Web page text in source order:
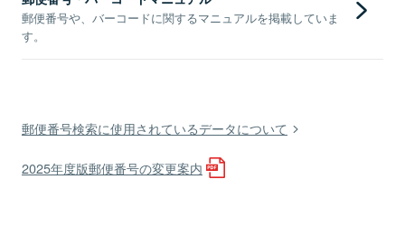
郵便番号や、バーコードに関するマニュアルを掲載していま
す。
郵便番号検索に使用されているデータについて
2025年度版郵便番号の変更案内